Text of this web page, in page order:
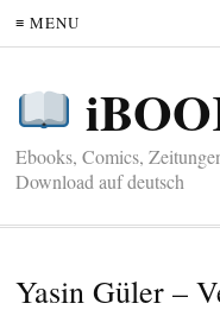
≡ MENU
Ebooks, Comics,
Download auf deutsch
Yasin Güler –